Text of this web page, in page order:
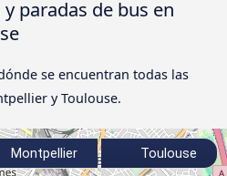
paradas de bus en
se encuentran todas las
y Toulouse.
Montpellier Toulouse